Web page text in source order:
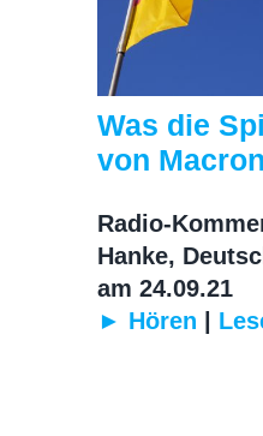
Was die
von
Radio-
Hanke,
am 24.09.21
► Hören